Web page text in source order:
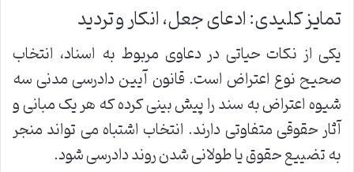
تمایز کلیدی: ادعای جعل، انکار و تردید
یکی از نکات حیاتی در دعاوی مربوط به اسناد، انتخاب
صحیح نوع اعتراض است. قانون آیین دادرسی مدنی سه
شیوه اعتراض به سند را پیش بینی کرده که هر یک مبانی و
آثار حقوقی متفاوتی دارند. انتخاب اشتباه می تواند منجر
به تضییع حقوق یا طولانی شدن روند دادرسی شود.